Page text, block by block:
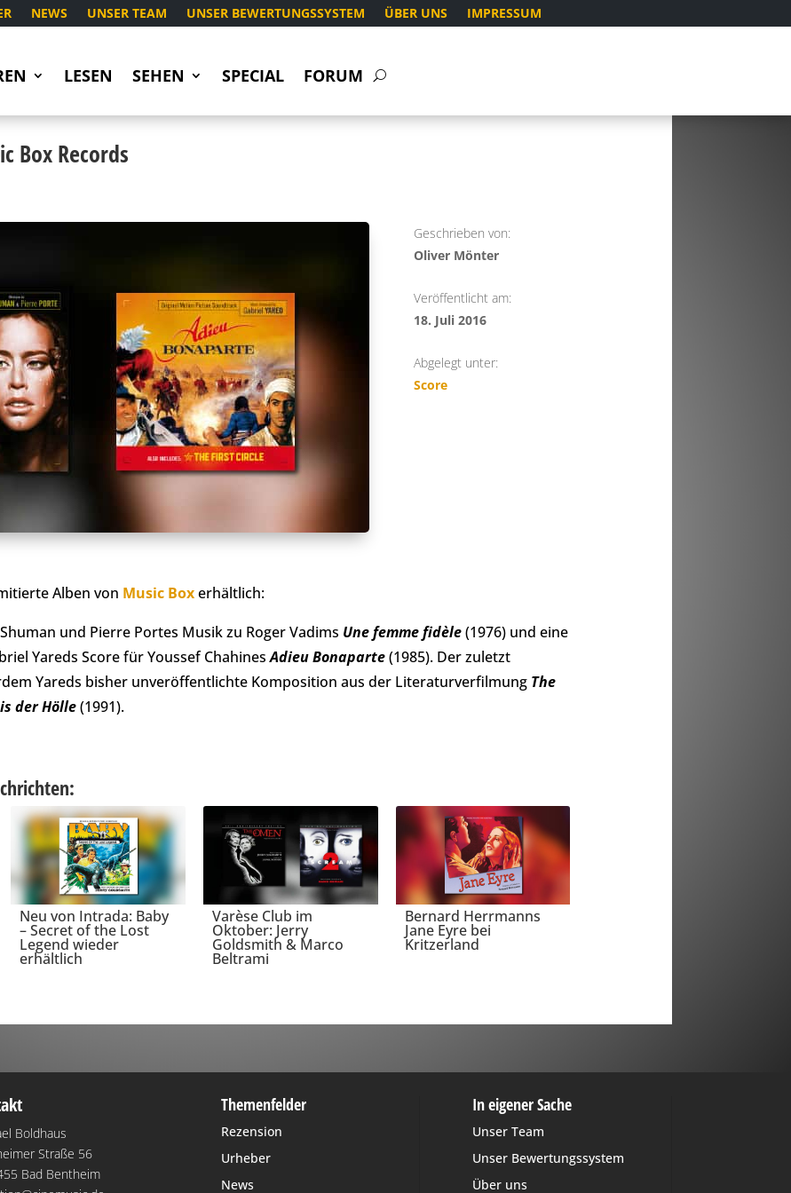
NEWS UNSER TEAM UNSER BEWERTUNGSSYSTEM ÜBER UNS IMPRESSUM
LESEN SEHEN SPECIAL FORUM
Box Records
Geschrieben von:
Oliver Mönter
Veröffentlicht am:
18. Juli 2016
Abgelegt unter:
Score
Alben von Music Boxerhältlich:
und Pierre Portes Musik zu Roger Vadims Une femme fidèle(1976) und eine
Yareds Score für Youssef ChahinesAdieu Bonaparte(1985). Der zuletzt
Yareds bisher unveröffentlichte Komposition aus der Literaturverfilmung The
der Hölle(1991).
Neu von Intrada: Baby
– Secret of the Lost
Legend wieder
erhältlich
Varèse Club im
Oktober: Jerry
Goldsmith & Marco
Beltrami
Bernard Herrmanns
Jane Eyre bei
Kritzerland
Boldhaus
Straße 56
Bad Bentheim
Themenfelder
Rezension
Urheber
News
In eigener Sache
Unser Team
Unser Bewertungssystem
Über uns